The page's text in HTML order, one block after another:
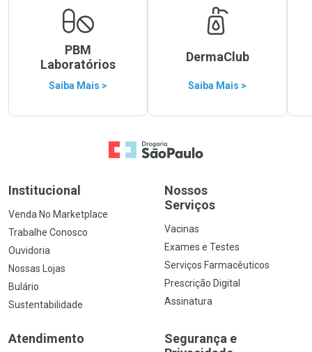
PBM
Laboratórios
Saiba Mais >
DermaClub
Saiba Mais >
Ir para a Home
Institucional
Venda No Marketplace
Trabalhe Conosco
Ouvidoria
Nossas Lojas
Bulário
Sustentabilidade
Nossos
Serviços
Vacinas
Exames e Testes
Serviços Farmacêuticos
Prescrição Digital
Assinatura
Atendimento
Segurança e